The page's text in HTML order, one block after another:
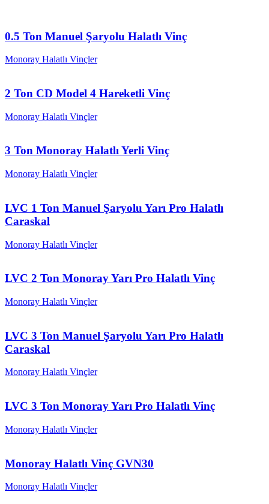
0.5 Ton Manuel Şaryolu Halatlı Vinç
Monoray Halatlı Vinçler
2 Ton CD Model 4 Hareketli Vinç
Monoray Halatlı Vinçler
3 Ton Monoray Halatlı Yerli Vinç
Monoray Halatlı Vinçler
LVC 1 Ton Manuel Şaryolu Yarı Pro Halatlı
Caraskal
Monoray Halatlı Vinçler
LVC 2 Ton Monoray Yarı Pro Halatlı Vinç
Monoray Halatlı Vinçler
LVC 3 Ton Manuel Şaryolu Yarı Pro Halatlı
Caraskal
Monoray Halatlı Vinçler
LVC 3 Ton Monoray Yarı Pro Halatlı Vinç
Monoray Halatlı Vinçler
Monoray Halatlı Vinç GVN30
Monoray Halatlı Vinçler